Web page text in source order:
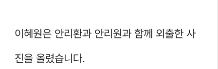
이혜원은 안리환과 안리원과 함께 외출한 사
진을 올렸습니다.